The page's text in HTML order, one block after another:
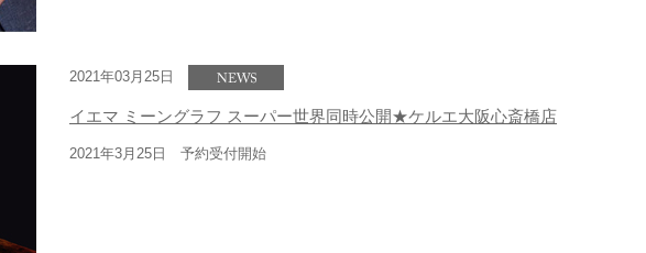
2021年03月25日
イエマ ミーングラフ スーパー世界同時公開★ケルエ大阪心斎橋店
2021年3月25日 予約受付開始